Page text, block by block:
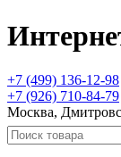
+7 (499) 136-12-98
+7 (926) 710-84-79
Москва,